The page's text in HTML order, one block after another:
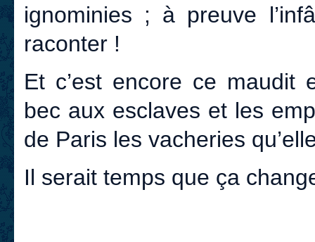
ignominies ; à preuve
raconter !
Et c’est encore ce maudit
bec aux esclaves et les
de Paris les vacheries
Il serait temps que ça